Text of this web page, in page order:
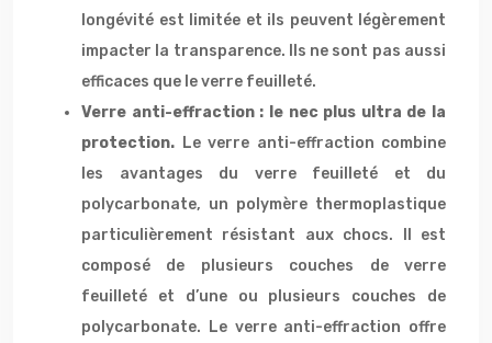
longévité est limitée et ils peuvent légèrement
impacter la transparence. Ils ne sont pas aussi
efficaces que le verre feuilleté.
Verre anti-effraction : le nec plus ultra de la
protection. Le verre anti-effraction combine
les avantages du verre feuilleté et du
polycarbonate, un polymère thermoplastique
particulièrement résistant aux chocs. Il est
composé de plusieurs couches de verre
feuilleté et d’une ou plusieurs couches de
polycarbonate. Le verre anti-effraction offre